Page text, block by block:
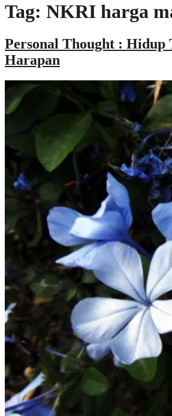
Tag: NKRI harga
Personal Thought : Hidup
Harapan